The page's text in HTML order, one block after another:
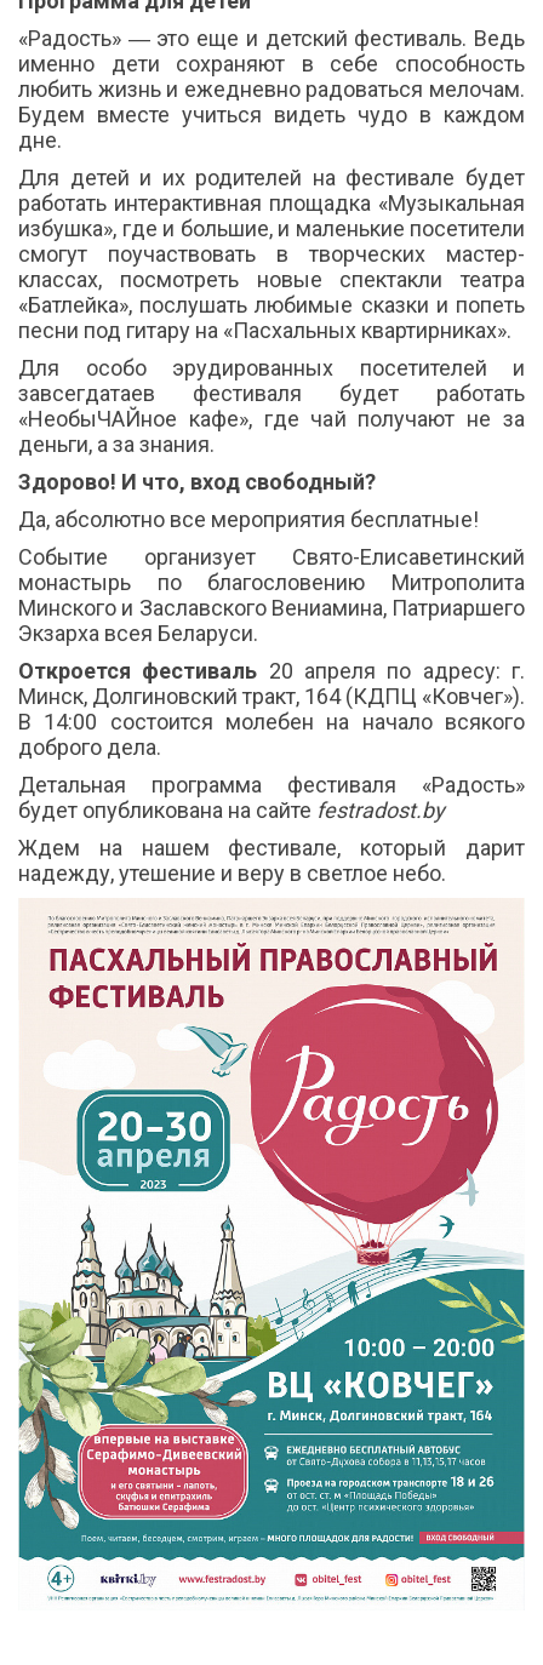
«Радость» ― это еще и детский фестиваль. Ведь
именно дети сохраняют в себе способность
любить жизнь и ежедневно радоваться мелочам.
Будем вместе учиться видеть чудо в каждом
дне.
Для детей и их родителей на фестивале будет
работать интерактивная площадка «Музыкальная
избушка», где и большие, и маленькие посетители
смогут поучаствовать в творческих мастер-
классах, посмотреть новые спектакли театра
«Батлейка», послушать любимые сказки и попеть
песни под гитару на «Пасхальных квартирниках».
Для особо эрудированных посетителей и
завсегдатаев фестиваля будет работать
«НеобыЧАЙное кафе», где чай получают не за
деньги, а за знания.
Здорово! И что, вход свободный?
Да, абсолютно все мероприятия бесплатные!
Событие организует Свято-Елисаветинский
монастырь по благословению Митрополита
Минского и Заславского Вениамина, Патриаршего
Экзарха всея Беларуси.
Откроется фестиваль 20 апреля по адресу: г.
Минск, Долгиновский тракт, 164 (КДПЦ «Ковчег»).
В 14:00 состоится молебен на начало всякого
доброго дела.
Детальная программа фестиваля «Радость»
будет опубликована на сайте festradost.by
Ждем на нашем фестивале, который дарит
надежду, утешение и веру в светлое небо.